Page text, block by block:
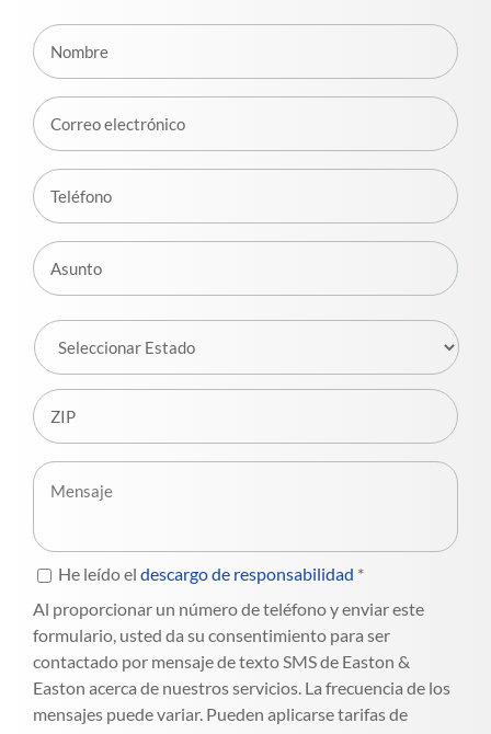
He leído el descargo de responsabilidad *
Al proporcionar un número de teléfono y enviar este
formulario, usted da su consentimiento para ser
contactado por mensaje de texto SMS de Easton &
Easton acerca de nuestros servicios. La frecuencia de los
mensajes puede variar. Pueden aplicarse tarifas de